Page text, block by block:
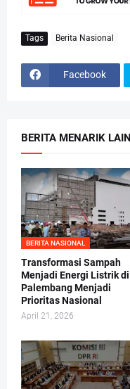
Tags Berita Nasional
Facebook
BERITA MENARIK
BERITA NASIONAL
Transformasi Sampah
Menjadi Energi Listrik di
Palembang Menjadi
Prioritas Nasional
April 21, 2026